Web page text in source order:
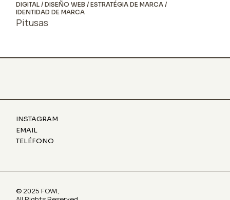
DIGITAL DISEÑO WEB
ESTRATÉGIA DE MARCA
IDENTIDAD DE MARCA
Pitusas
INSTAGRAM
EMAIL
TELÉFONO
© 2025 FOWI,